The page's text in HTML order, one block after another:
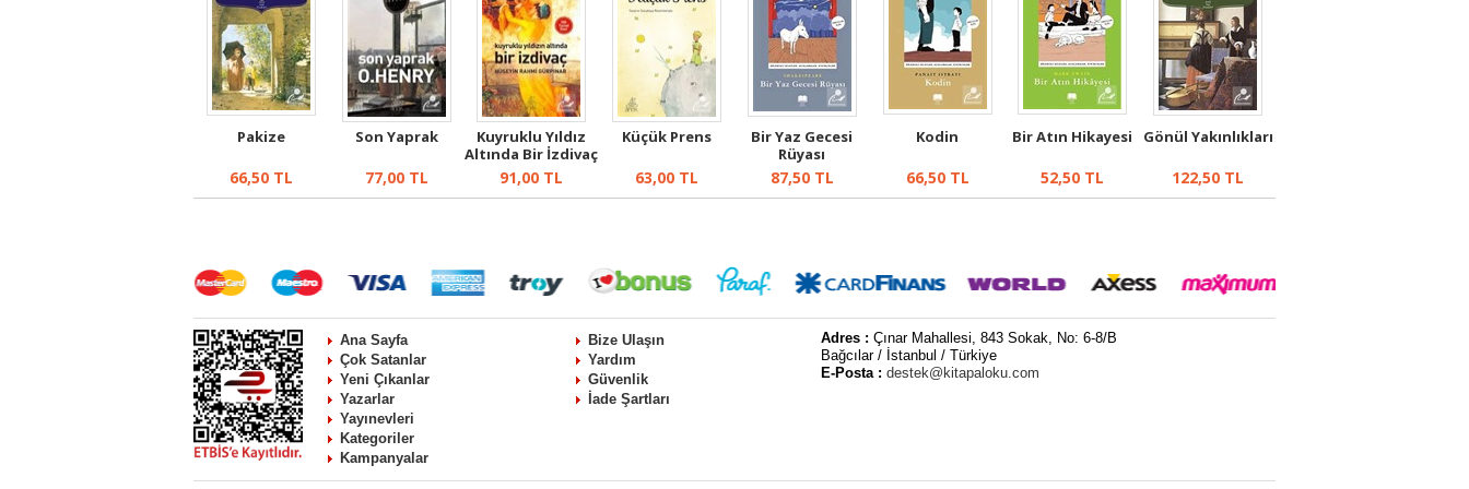
Pakize
66,50TL
Son Yaprak
77,00TL
Kuyruklu Yıldız
Altında Bir İzdivaç
91,00 TL
Küçük Prens
63,00 TL
Bir Yaz Gecesi
Rüyası
87,50TL
Kodin
66,50TL
Bir Atın Hikayesi
52,50 TL
Gönül Yakınlıkları
122,50 TL
Ana Sayfa
Çok Satanlar
Yeni Çıkanlar
Yazarlar
Yayınevleri
Kategoriler
Kampanyalar
Bize Ulaşın
Yardım
Güvenlik
İade Şartları
Adres :Çınar Mahallesi, 843 Sokak, No: 6-8/B
Bağcılar / İstanbul / Türkiye
E-Posta :destek@kitapaloku.com